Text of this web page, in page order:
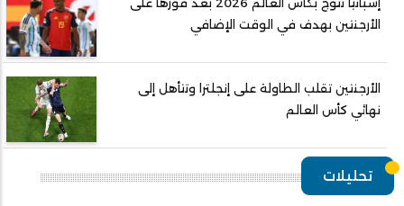
إسبانيا تتوج بكأس العالم 2026 بعد فوزها على
الأرجنتين بهدف في الوقت الإضافي
الأرجنتين تقلب الطاولة على إنجلترا وتتأهل إلى
نهائي كأس العالم
تحليلات